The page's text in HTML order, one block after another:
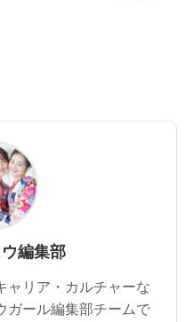
編集部
ャリア・カルチャーな
ガール編集部チームで